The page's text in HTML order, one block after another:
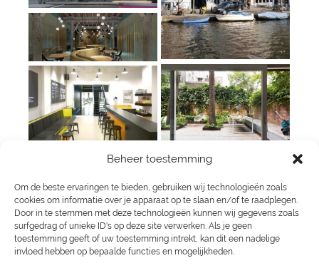
Beheer toestemming
Om de beste ervaringen te bieden, gebruiken wij technologieën zoals
cookies om informatie over je apparaat op te slaan en/of te raadplegen.
Door in te stemmen met deze technologieën kunnen wij gegevens zoals
surfgedrag of unieke ID's op deze site verwerken. Als je geen
toestemming geeft of uw toestemming intrekt, kan dit een nadelige
invloed hebben op bepaalde functies en mogelijkheden.
Contact
Email bas@basvogelpoel.nl
06 4123 7222